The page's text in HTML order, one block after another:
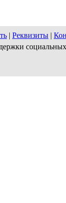
| Реквизиты |